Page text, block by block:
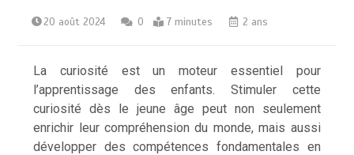
20 août 2024 0 7 minutes 2 ans
La curiosité est un moteur essentiel pour
l’apprentissage des enfants. Stimuler cette
curiosité dès le jeune âge peut non seulement
enrichir leur compréhension du monde, mais aussi
développer des compétences fondamentales en